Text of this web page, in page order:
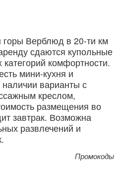
Верблюд в 20-ти км
сдаются купольные
комфортности.
мини-кухня и
варианты с
креслом,
размещения во
завтрак. Возможна
развлечений и
Промокоды